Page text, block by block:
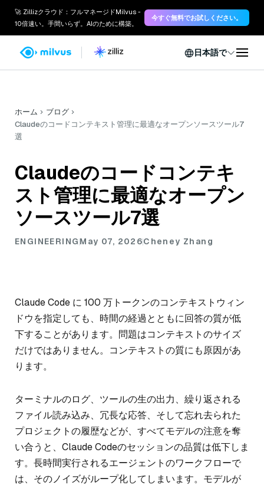
🚀 Zillizクラウド：フルマネージドMilvus -
10倍速い。手間いらず。AIのために構築。
今すぐ無料でお試しください。
日本語で
ホーム
ブログ
Claudeのコードコンテキスト管理に最適なオープンソースツール7
選
Claudeのコードコンテキ
スト管理に最適なオープン
ソースツール7選
ENGINEERINGMay 07, 2026Cheney Zhang
Claude Code に 100 万トークンのコンテキストウィン
ドウを指定しても、時間の経過とともに回答の質が低
下することがあります。問題はコンテキストのサイズ
だけではありません。コンテキストの質にも原因があ
ります。
ターミナルのログ、ツールの生の出力、繰り返される
ファイル読み込み、冗長な応答、そして忘れ去られた
プロジェクトの履歴などが、すべてモデルの注意を奪
い合うと、Claude Codeのセッションの品質は低下しま
す。長時間実行されるエージェントのワークフローで
は、そのノイズがループ化してしまいます。モデルが